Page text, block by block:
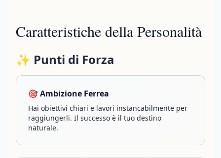
Caratteristiche della Personalità
✨ Punti di Forza
🎯 Ambizione Ferrea
Hai obiettivi chiari e lavori instancabilmente per
raggiungerli. Il successo è il tuo destino
naturale.